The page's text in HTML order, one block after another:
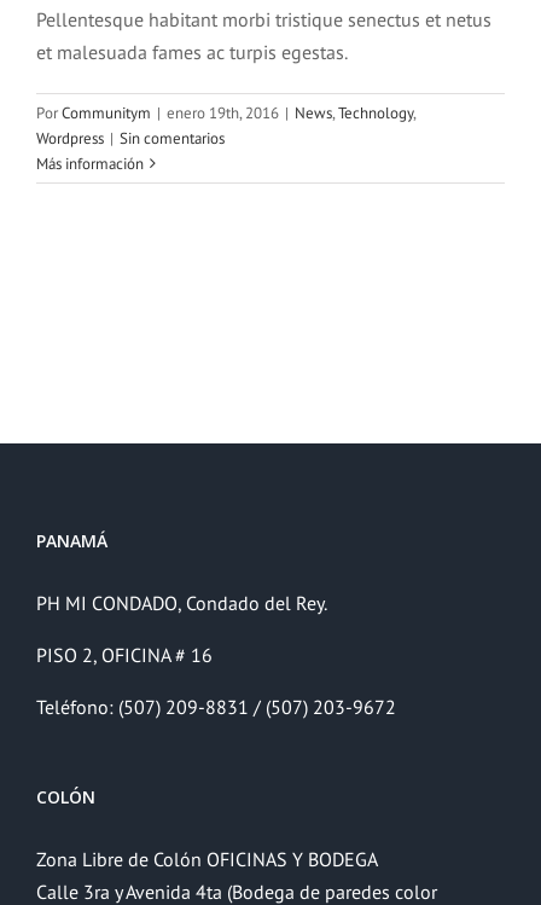
Pellentesque habitant morbi tristique senectus et netus
et malesuada fames ac turpis egestas.
PorCommunitym | enero 19th, 2016 | News,Technology,
Wordpress | Sin comentarios
Más información
PANAMÁ
PH MI CONDADO, Condado del Rey.
PISO 2, OFICINA # 16
Teléfono: (507) 209-8831 / (507) 203-9672
COLÓN
Zona Libre de Colón OFICINAS Y BODEGA
Calle 3ra y Avenida 4ta (Bodega de paredes color